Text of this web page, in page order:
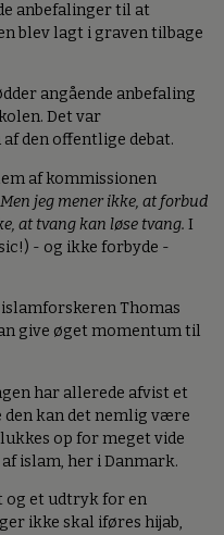
anbefalinger til at
blev lagt i graven tilbage
angående anbefaling
Det var
den offentlige debat.
af kommissionen
Men jeg mener ikke, at forbud
at tvang kan løse tvang. I
- og ikke forbyde -
Thomas
give øget momentum til
har allerede afvist et
den kan det nemlig være
op for meget vide
islam, her i Danmark.
et udtryk for en
ikke skal iføres hijab,